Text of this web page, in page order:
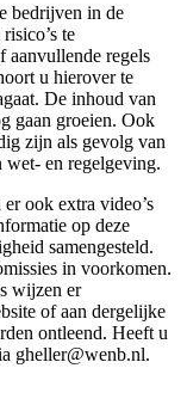
bedrijven in de
te
regels
u hierover te
De inhoud van
gaan groeien. Ook
zijn als gevolg van
en regelgeving.
ook extra video’s
op deze
samengesteld.
in voorkomen.
wijzen er
of aan dergelijke
ontleend. Heeft u
gheller@wenb.nl.